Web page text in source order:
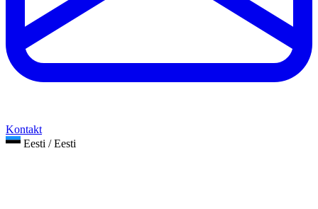
Kontakt
Eesti / Eesti